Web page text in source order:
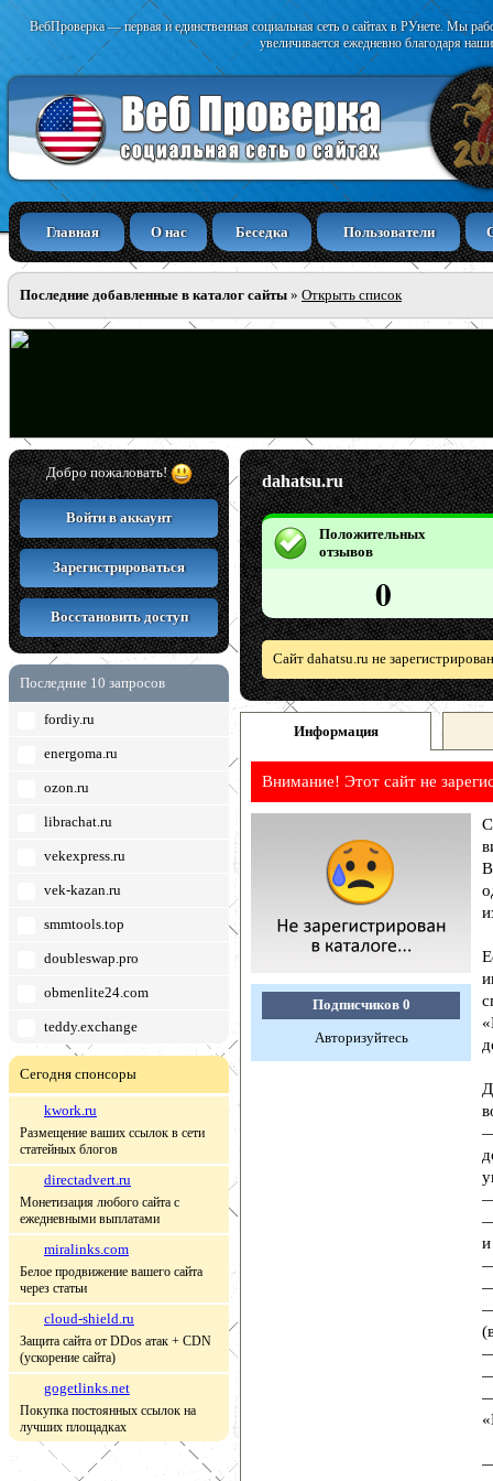
ВебПроверка — первая и единственная социальная сеть о сайтах в РУнете. Мы
увеличивается ежедневно благодаря
Главная О нас Беседка Пользователи
Последние добавленные в каталог сайты » Открыть список
Добро пожаловать!
Войти в аккаунт
Зарегистрироваться
Восстановить доступ
Последние 10 запросов
fordiy.ru
energoma.ru
ozon.ru
librachat.ru
vekexpress.ru
vek-kazan.ru
smmtools.top
doubleswap.pro
obmenlite24.com
teddy.exchange
Сегодня спонсоры
kwork.ru
Размещение ваших ссылок в сети
статейных блогов
directadvert.ru
Монетизация любого сайта с
ежедневными выплатами
miralinks.com
Белое продвижение вашего сайта
через статьи
cloud-shield.ru
Защита сайта от DDos атак + CDN
(ускорение сайта)
gogetlinks.net
Покупка постоянных ссылок на
лучших площадках
dahatsu.ru
Положительных
отзывов
0
Сайт dahatsu.ru не
Информация
Внимание! Этот сайт не
Подписчиков 0
Авторизуйтесь